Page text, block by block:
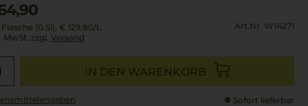
(0.5l), € 129,80/L
MwSt. zzgl. Versand
Art.Nr. W14271
IN DEN WARENKORB
Sofort lieferbar